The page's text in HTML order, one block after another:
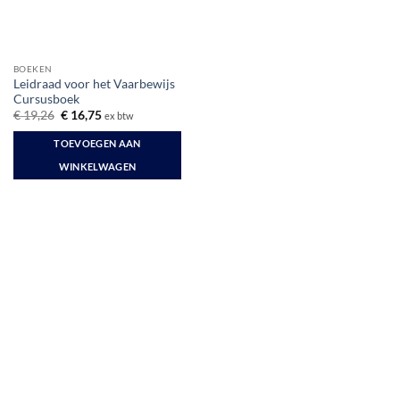
BOEKEN
Leidraad voor het Vaarbewijs
Cursusboek
€19,26 Oorspronkelijke
was:
€ 19,26.
€16,75Huidige
is:
€ 16,75.
ex btw
TOEVOEGEN AAN
WINKELWAGEN